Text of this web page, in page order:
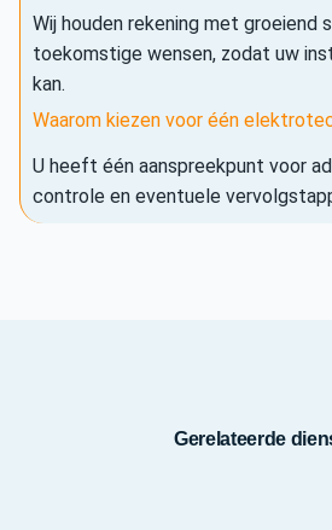
Wij houden rekening met groeiend
toekomstige wensen, zodat uw
kan.
Waarom kiezen voor één
U heeft één aanspreekpunt voor
controle en eventuele
Gerelateerde